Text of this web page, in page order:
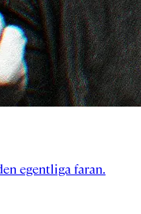
egentliga faran.